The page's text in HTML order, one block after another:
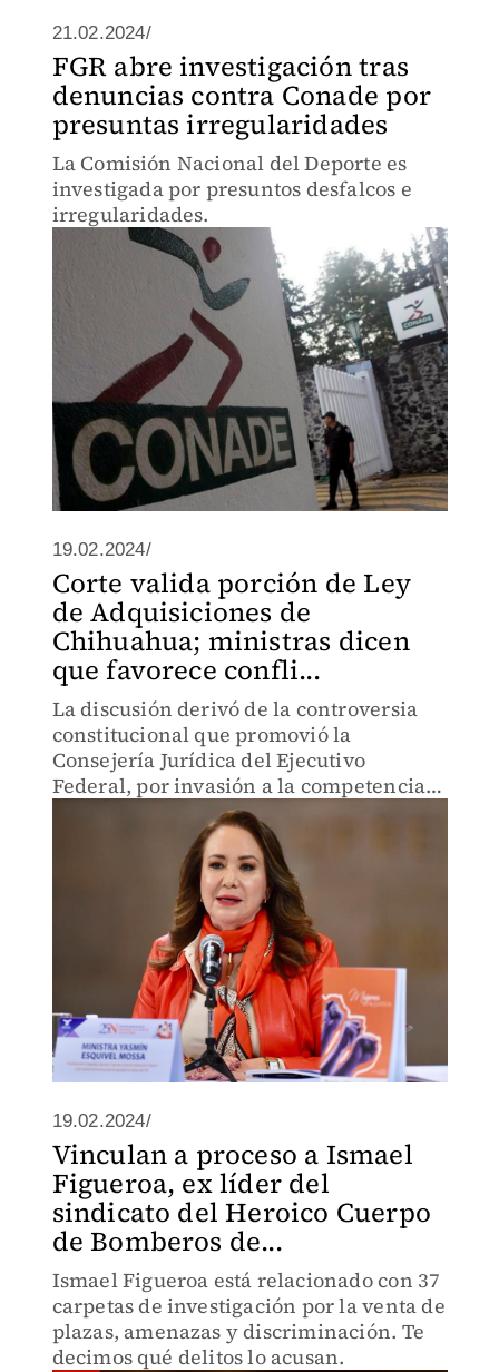
21.02.2024/
FGR abre investigación tras
denuncias contra Conade por
presuntas irregularidades
La Comisión Nacional del Deporte es
investigada por presuntos desfalcos e
irregularidades.
19.02.2024/
Corte valida porción de Ley
de Adquisiciones de
Chihuahua; ministras dicen
que favorece confli...
La discusión derivó de la controversia
constitucional que promovió la
Consejería Jurídica del Ejecutivo
Federal, por invasión a la competencia
del Congreso de la Unión.
19.02.2024/
Vinculan a proceso a Ismael
Figueroa, ex líder del
sindicato del Heroico Cuerpo
de Bomberos de...
Ismael Figueroa está relacionado con 37
carpetas de investigación por la venta de
plazas, amenazas y discriminación. Te
decimos qué delitos lo acusan.